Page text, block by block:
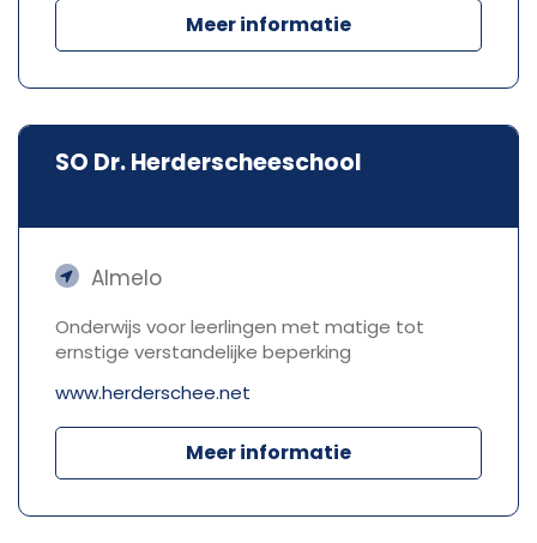
Meer informatie
SO Dr. Herderscheeschool
Almelo
Onderwijs voor leerlingen met matige tot
ernstige verstandelijke beperking
www.herderschee.net
Meer informatie